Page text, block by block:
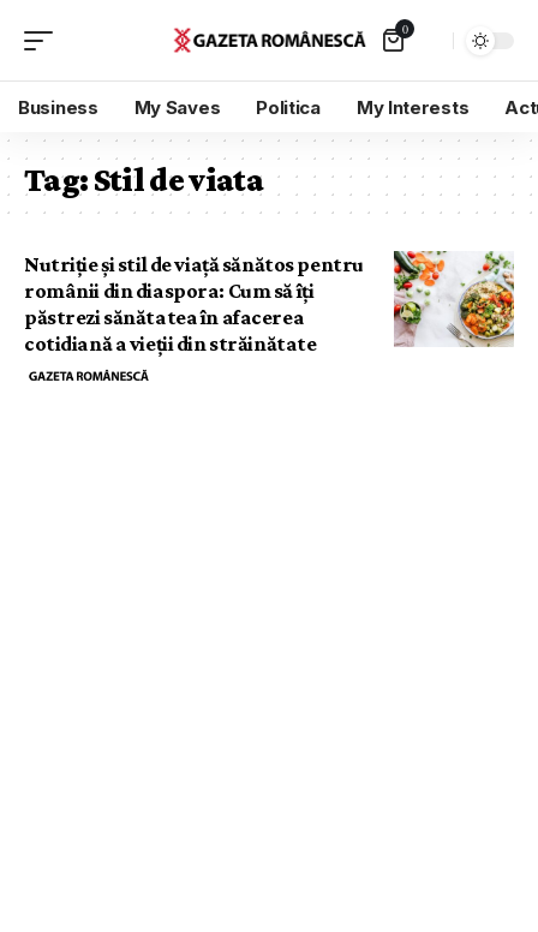
0
Business My Saves Politica My Interests
Tag:Stil de viata
Nutriție și stil de viață sănătos pentru
românii din diaspora: Cum să îți
păstrezi sănătatea în afacerea
cotidiană a vieții din străinătate